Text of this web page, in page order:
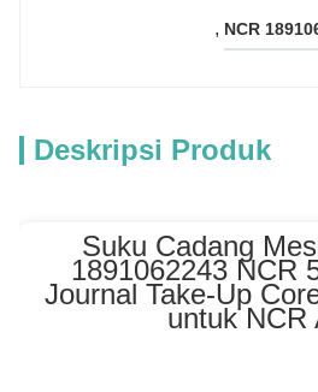
, NCR
Deskripsi Produk
Suku Cadang
1891062243 NCR
Journal Take-Up
untuk NCR